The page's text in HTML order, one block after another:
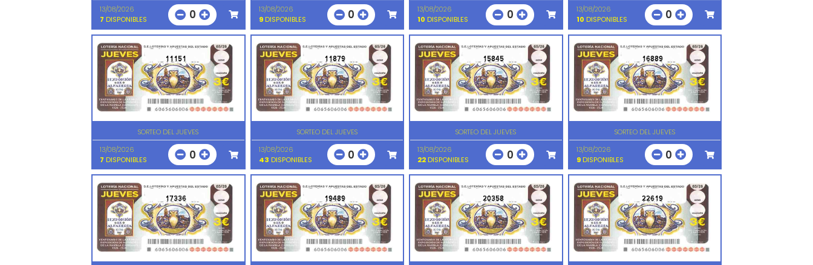
13/08/2026
7 DISPONIBLES 0
13/08/2026
9DISPONIBLES 0
13/08/2026
10 DISPONIBLES 0
13/08/2026
10 DISPONIBLES 0
11151
SORTEO DEL JUEVES
13/08/2026
7 DISPONIBLES 0
11879
SORTEO DEL JUEVES
13/08/2026
43 DISPONIBLES 0
15845
SORTEO DEL JUEVES
13/08/2026
22 DISPONIBLES 0
16889
SORTEO DEL JUEVES
13/08/2026
9DISPONIBLES 0
17336 19489 20358 22619